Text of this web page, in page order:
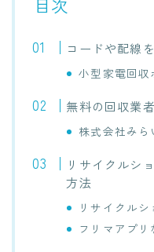
目次
コードや配線
小型家電回収
無料の回収業
株式会社みら
リサイクルシ
方法
リサイクル
フリマアプ